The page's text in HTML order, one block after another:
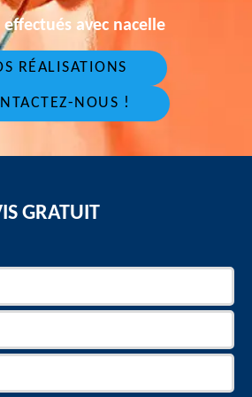
effectués avec nacelle
RÉALISATIONS
NOUS !
GRATUIT